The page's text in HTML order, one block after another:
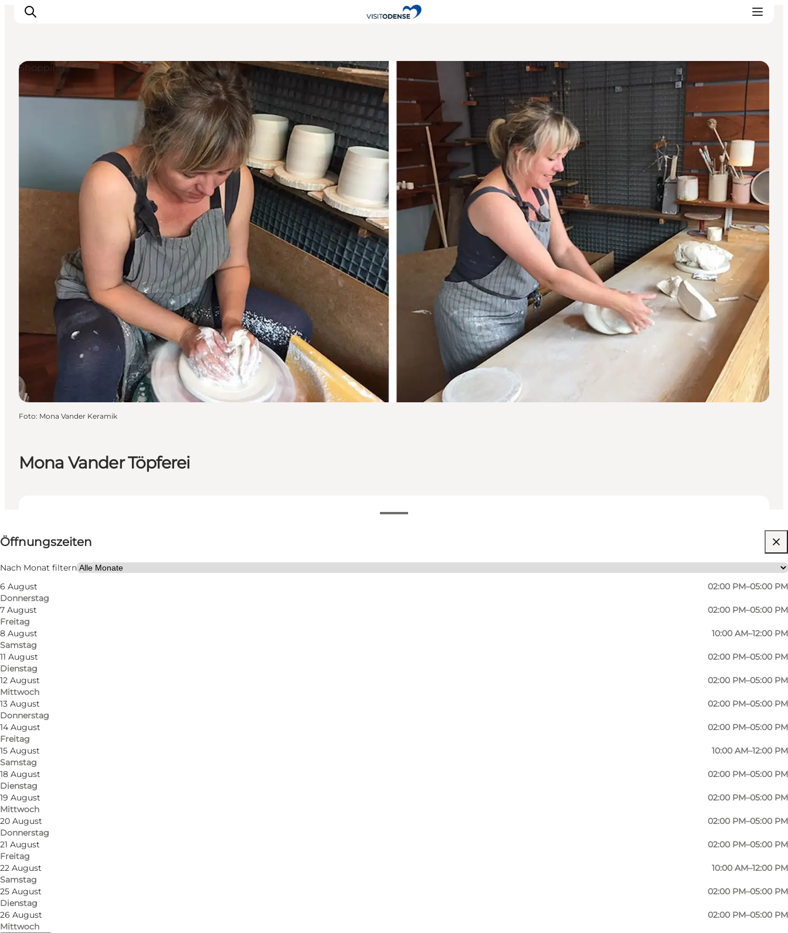
Odense erleben
Mona Vander Töpferei
Öffnungszeiten
Nach Monat filtern
6 August
Donnerstag
02:00 PM–05:00 PM
7 August
Freitag
02:00 PM–05:00 PM
8 August
Samstag
10:00 AM–12:00 PM
11 August
Dienstag
02:00 PM–05:00 PM
12 August
Mittwoch
02:00 PM–05:00 PM
13 August
Donnerstag
02:00 PM–05:00 PM
14 August
Freitag
02:00 PM–05:00 PM
15 August
Samstag
10:00 AM–12:00 PM
18 August
Dienstag
02:00 PM–05:00 PM
19 August
Mittwoch
02:00 PM–05:00 PM
20 August
Donnerstag
02:00 PM–05:00 PM
21 August
Freitag
02:00 PM–05:00 PM
22 August
Samstag
10:00 AM–12:00 PM
25 August
Dienstag
02:00 PM–05:00 PM
26 August
Mittwoch
02:00 PM–05:00 PM
Website besuchen
Shopping
Foto: Mona Vander Keramik